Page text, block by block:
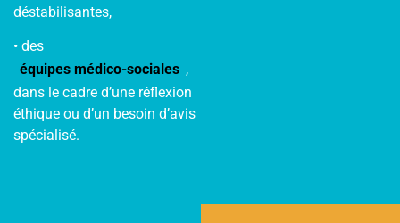
déstabilisantes,
• des
équipes médico-sociales ,
dans le cadre d’une réflexion
éthique ou d’un besoin d’avis
spécialisé.